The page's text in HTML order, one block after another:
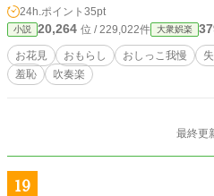
24h.ポイント 35pt
小説 20,264 位 / 229,022件 大衆娯楽
お花見 おもらし おしっこ我慢
羞恥
吹奏楽
最終更
19